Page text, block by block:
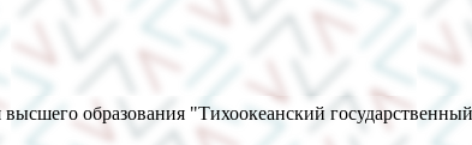
образования "Тихоокеанский